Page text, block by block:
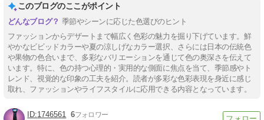
このブログのここがポイント
季節やシーンに応じた色選びのヒント
ファッションからデザートまで幅広く色彩の魅力を掘り下げています。鮮
やかなビビッドカラーや夏の涼しげなカラー選択、さらには日本の伝統色
や果物の色合いまで、多彩なバリエーションを通じて色の奥深さを伝えて
います。特に、色の持つ心理的・実用的な側面に焦点を当て、季節感やト
レンド、視覚的な印象の工夫を紹介。読者が多彩な色彩表現を身近に感じ
取れ、ファッションやライフスタイルに応用できる内容となっています。
1746561 6